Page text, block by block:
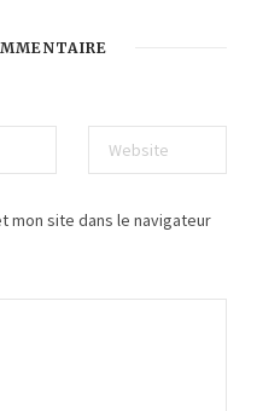
mon site dans le navigateur